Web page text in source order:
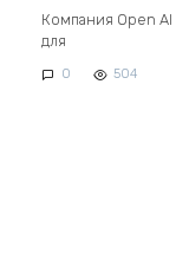
Компания Open
для
0 504